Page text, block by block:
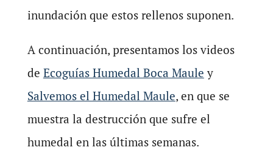
inundación que estos rellenos suponen.
A continuación, presentamos los videos
de Ecoguías Humedal Boca Maule y
Salvemos el Humedal Maule, en que se
muestra la destrucción que sufre el
humedal en las últimas semanas.